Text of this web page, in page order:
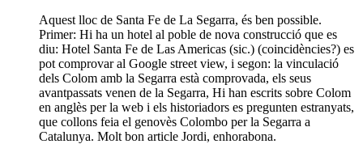
Aquest lloc de Santa Fe de La Segarra, és ben possible.
Primer: Hi ha un hotel al poble de nova construcció que es
diu: Hotel Santa Fe de Las Americas (sic.) (coincidències?) es
pot comprovar al Google street view, i segon: la vinculació
dels Colom amb la Segarra està comprovada, els seus
avantpassats venen de la Segarra, Hi han escrits sobre Colom
en anglès per la web i els historiadors es pregunten estranyats,
que collons feia el genovès Colombo per la Segarra a
Catalunya. Molt bon article Jordi, enhorabona.